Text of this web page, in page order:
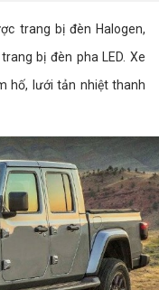
trang bị đèn Halogen,
bị đèn pha LED. Xe
hố, lưới tản nhiệt thanh